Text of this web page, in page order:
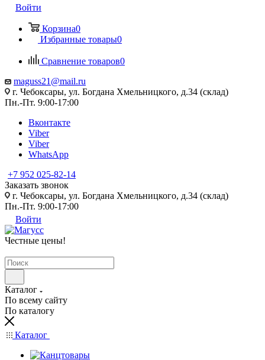
Войти
Корзина0
Избранные товары0
Сравнение товаров0
maguss21@mail.ru
г. Чебоксары, ул. Богдана Хмельницкого, д.34 (склад)
Пн.-Пт. 9:00-17:00
Вконтакте
Viber
Viber
WhatsApp
+7 952 025-82-14
Заказать звонок
г. Чебоксары, ул. Богдана Хмельницкого, д.34 (склад)
Пн.-Пт. 9:00-17:00
Войти
Честные цены!
Каталог
По всему сайту
По каталогу
Каталог